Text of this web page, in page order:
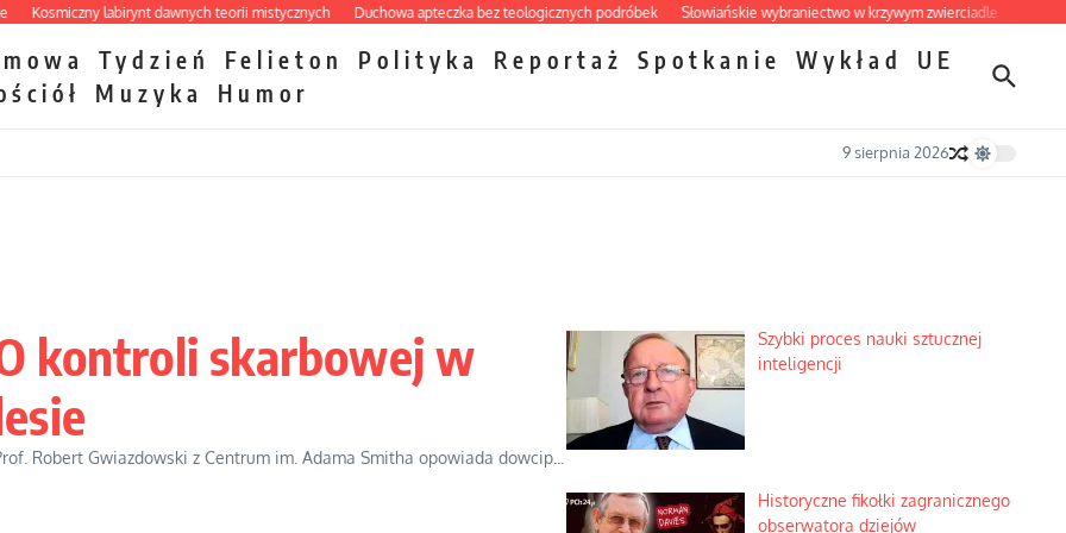
labirynt dawnych teorii mistycznych Duchowa apteczka bez teologicznych podróbek Słowiańskie wybraniectwo w krzywym zwierciadle Mrożony
Tydzień Felieton Polityka Reportaż Spotkanie Wykład
UE
Muzyka Humor
9 sierpnia 2026
kontroli skarbowej w
Robert Gwiazdowski z Centrum im. Adama Smitha opowiada dowcip...
Szybki proces nauki sztucznej
inteligencji
Historyczne fikołki zagranicznego
obserwatora dziejów